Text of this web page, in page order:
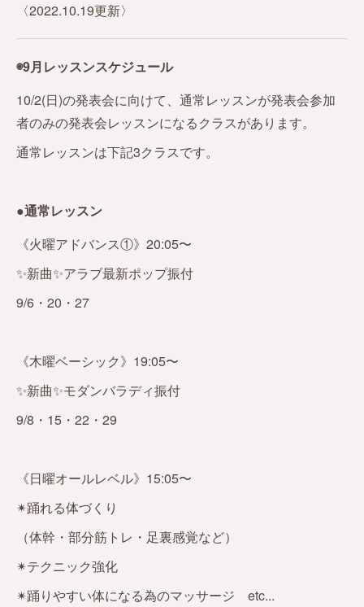
〈2022.10.19更新〉
◉9月レッスンスケジュール
10/2(日)の発表会に向けて、通常レッスンが発表会参加
者のみの発表会レッスンになるクラスがあります。
通常レッスンは下記3クラスです。
●通常レッスン
《火曜アドバンス①》20:05〜
✨新曲✨アラブ最新ポップ振付
9/6・20・27
《木曜ベーシック》19:05〜
✨新曲✨モダンバラディ振付
9/8・15・22・29
《日曜オールレベル》15:05〜
✴︎踊れる体づくり
（体幹・部分筋トレ・足裏感覚など）
✴︎テクニック強化
✴︎踊りやすい体になる為のマッサージ etc...